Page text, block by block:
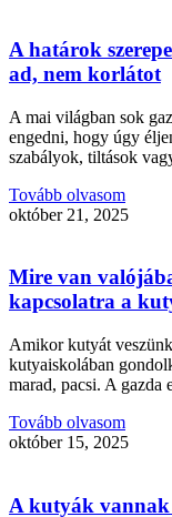
A határok
ad, nem korlátot
A mai világban sok
engedni, hogy úgy
szabályok, tiltások
Tovább olvasom
október 21, 2025
Mire van
kapcsolatra a
Amikor kutyát
kutyaiskolában
marad, pacsi. A gazda
Tovább olvasom
október 15, 2025
A kutyák